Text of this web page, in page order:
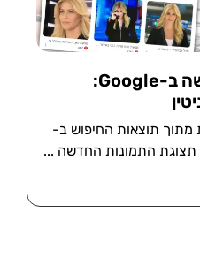
תצוגת התמונות החדשה ב-Google:
מתוך תוצאות החיפוש ב-